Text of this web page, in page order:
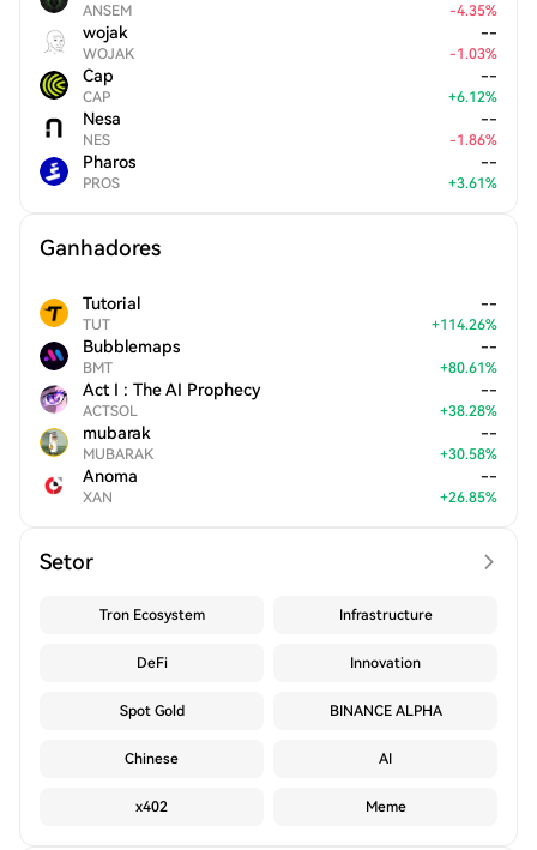
ANSEM -4.35%
wojak
WOJAK
--
-1.03%
Cap
CAP
--
+6.12%
Nesa
NES
--
-1.86%
Pharos
PROS
--
+3.61%
Ganhadores
Tutorial
TUT
--
+114.26%
Bubblemaps
BMT
--
+80.61%
Act I : The AI Prophecy
ACTSOL
--
+38.28%
mubarak
MUBARAK
--
+30.58%
Anoma
XAN
--
+26.85%
Setor
Tron Ecosystem Infrastructure
DeFi Innovation
Spot Gold BINANCE ALPHA
Chinese AI
x402 Meme